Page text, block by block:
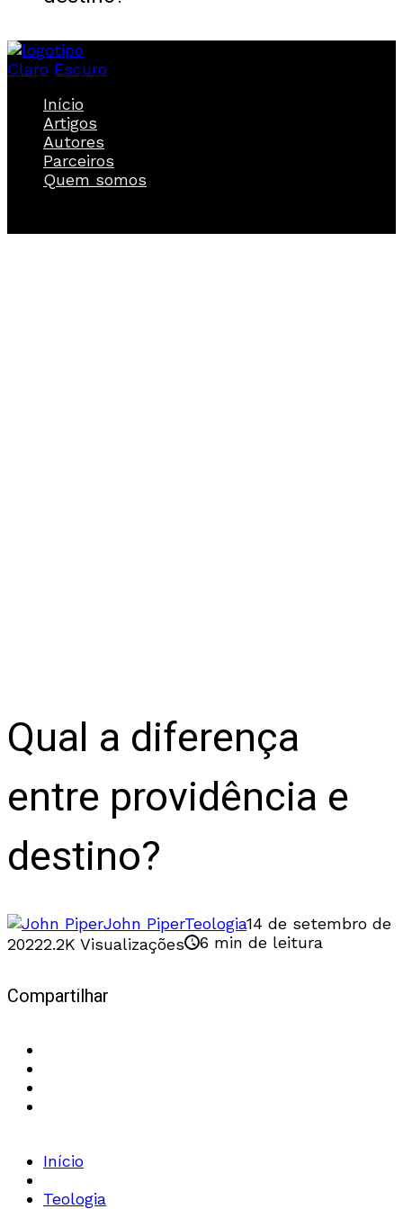
Claro Escuro
Início
Artigos
Autores
Parceiros
Quem somos
Qual a diferença
entre providência e
destino?
John PiperTeologia14 de setembro de
20222.2K Visualizações 6 min de leitura
Compartilhar
Início
Teologia